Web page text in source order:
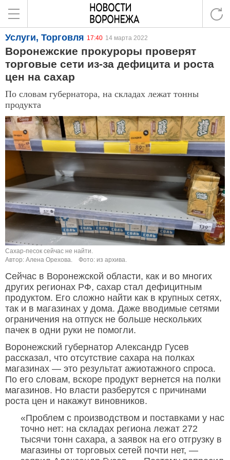
Услуги, Торговля 17:40 14 марта 2022
Воронежские прокуроры проверят
торговые сети из-за дефицита и роста
цен на сахар
По словам губернатора, на складах лежат тонны
продукта
Сахар-песок сейчас не найти.
Автор: Алена Орехова.
Фото: из архива.
Сейчас в Воронежской области, как и во многих
других регионах РФ, сахар стал дефицитным
продуктом. Его сложно найти как в крупных сетях,
так и в магазинах у дома. Даже вводимые сетями
ограничения на отпуск не больше нескольких
пачек в одни руки не помогли.
Воронежский губернатор Александр Гусев
рассказал, что отсутствие сахара на полках
магазинах — это результат ажиотажного спроса.
По его словам, вскоре продукт вернется на полки
магазинов. Но власти разберутся с причинами
роста цен и накажут виновников.
«Проблем с производством и поставками у нас
точно нет: на складах региона лежат 272
тысячи тонн сахара, а заявок на его отгрузку в
магазины от торговых сетей почти нет, —